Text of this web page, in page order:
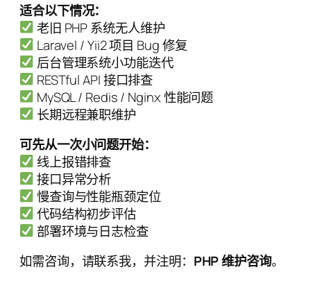
适合以下情况：
老旧 PHP 系统无人维护
Laravel / Yii2 项目 Bug 修复
后台管理系统小功能迭代
RESTful API 接口排查
MySQL / Redis / Nginx 性能问题
长期远程兼职维护
可先从一次小问题开始：
线上报错排查
接口异常分析
慢查询与性能瓶颈定位
代码结构初步评估
部署环境与日志检查
如需咨询，请联系我，并注明： PHP 维护咨询。